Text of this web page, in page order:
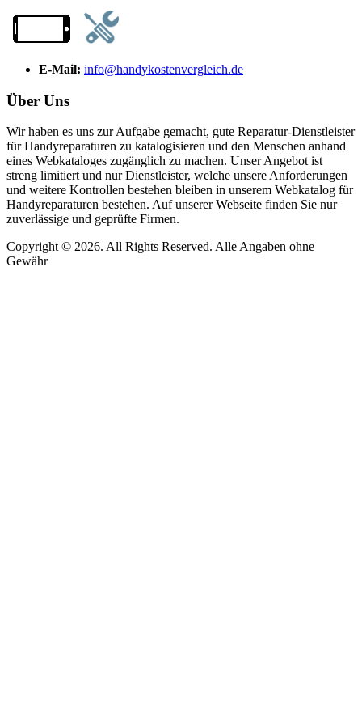
E-Mail: info@handykostenvergleich.de
Über Uns
Wir haben es uns zur Aufgabe gemacht, gute Reparatur-Dienstleister
für Handyreparaturen zu katalogisieren und den Menschen anhand
eines Webkataloges zugänglich zu machen. Unser Angebot ist
streng limitiert und nur Dienstleister, welche unsere Anforderungen
und weitere Kontrollen bestehen bleiben in unserem Webkatalog für
Handyreparaturen bestehen. Auf unserer Webseite finden Sie nur
zuverlässige und geprüfte Firmen.
Copyright © 2026. All Rights Reserved. Alle Angaben ohne
Gewähr